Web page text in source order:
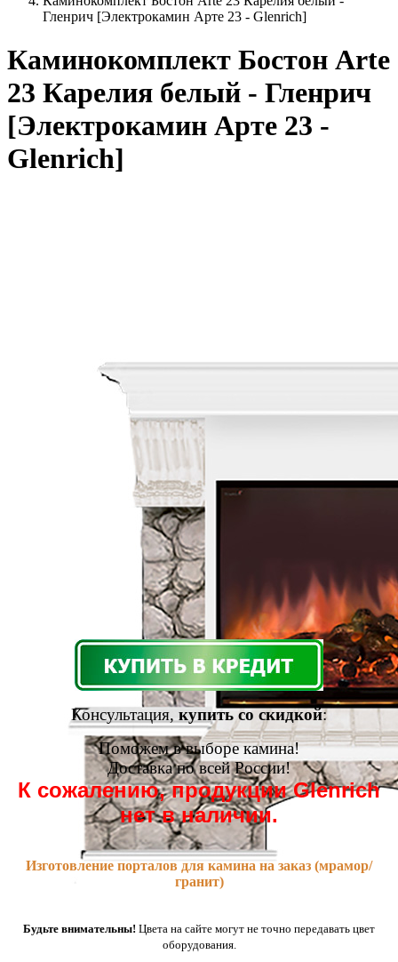
Гленрич [Электрокамин Арте 23 - Glenrich]
Каминокомплект Бостон Arte
23 Карелия белый - Гленрич
[Электрокамин Арте 23 -
Glenrich]
Консультация,купить со скидкой:
Поможем в выборе камина!
Доставка по всей России!
К сожалению, продукции Glenrich
нет в наличии.
Изготовление порталов для камина на заказ (мрамор/
гранит)
Будьте внимательны! Цвета на сайте могут не точно передавать цвет
оборудования.